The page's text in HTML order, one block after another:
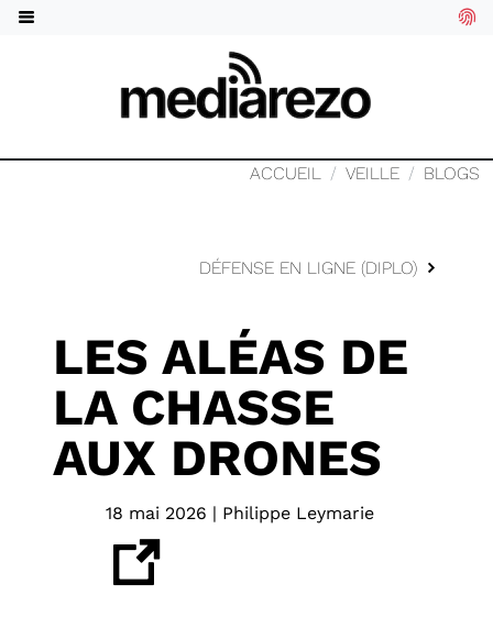
ACCUEIL VEILLE BLOGS
DÉFENSE EN LIGNE (DIPLO)
LES ALÉAS DE
LA CHASSE
AUX DRONES
18 mai 2026 | Philippe Leymarie